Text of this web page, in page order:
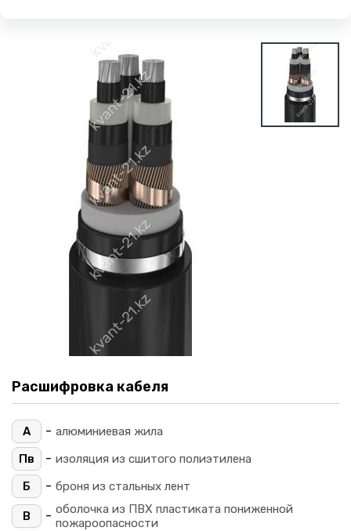
Расшифровка кабеля
А - алюминиевая жила
Пв
- изоляция из сшитого полиэтилена
Б
- броня из стальных лент
В - оболочка из ПВХ пластиката пониженной
пожароопасности